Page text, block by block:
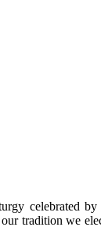
celebrated
tradition we